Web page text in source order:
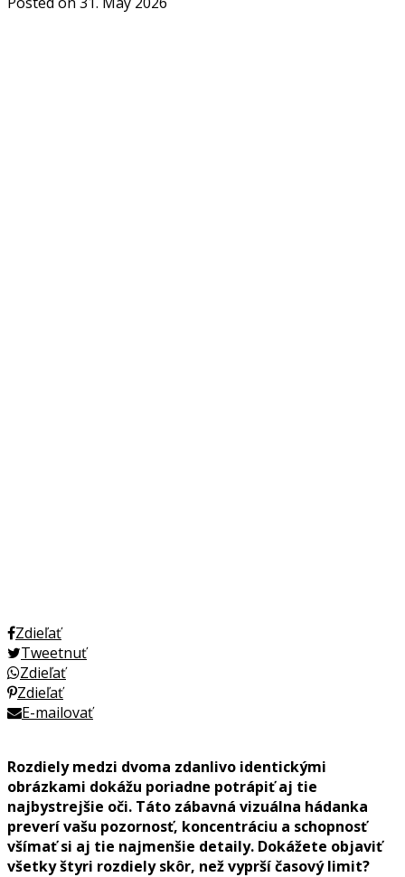
Zdieľať
Tweetnuť
Zdieľať
Zdieľať
E-mailovať
Rozdiely medzi dvoma zdanlivo identickými
obrázkami dokážu poriadne potrápiť aj tie
najbystrejšie oči. Táto zábavná vizuálna hádanka
preverí vašu pozornosť, koncentráciu a schopnosť
všímať si aj tie najmenšie detaily. Dokážete objaviť
všetky štyri rozdiely skôr, než vyprší časový limit?